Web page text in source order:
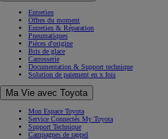
Entretien
Offres du moment
Entretien & Réparation
Pneumatiques
Pièces d'origine
Bris de glace
Carrosserie
Documentation & Support technique
Solution de paiement en x fois
Ma Vie avec Toyota
Mon Espace Toyota
Service Connectés My Toyota
Support Technique
Campagnes de rappel